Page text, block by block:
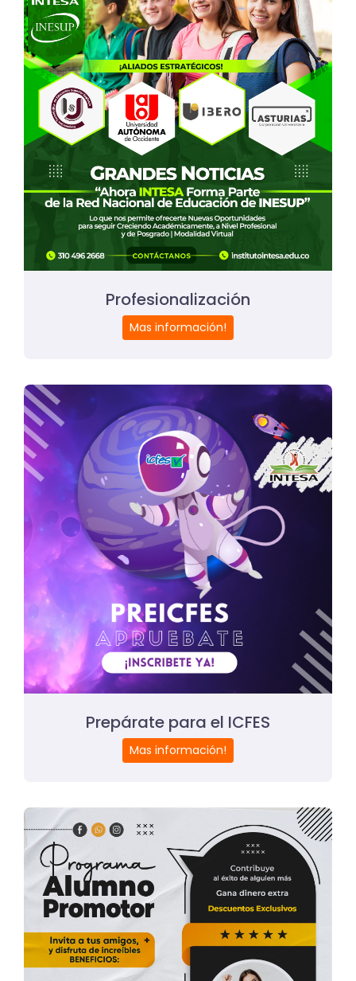
Profesionalización
Mas información!
Prepárate para el ICFES
Mas información!